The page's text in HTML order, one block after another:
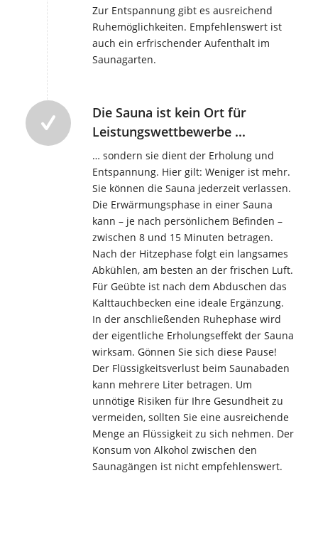
Zur Entspannung gibt es ausreichend
Ruhemöglichkeiten. Empfehlenswert ist
auch ein erfrischender Aufenthalt im
Saunagarten.
Die Sauna ist kein Ort für
Leistungswettbewerbe ...
… sondern sie dient der Erholung und
Entspannung. Hier gilt: Weniger ist mehr.
Sie können die Sauna jederzeit verlassen.
Die Erwärmungsphase in einer Sauna
kann – je nach persönlichem Befinden –
zwischen 8 und 15 Minuten betragen.
Nach der Hitzephase folgt ein langsames
Abkühlen, am besten an der frischen Luft.
Für Geübte ist nach dem Abduschen das
Kalttauchbecken eine ideale Ergänzung.
In der anschließenden Ruhephase wird
der eigentliche Erholungseffekt der Sauna
wirksam. Gönnen Sie sich diese Pause!
Der Flüssigkeitsverlust beim Saunabaden
kann mehrere Liter betragen. Um
unnötige Risiken für Ihre Gesundheit zu
vermeiden, sollten Sie eine ausreichende
Menge an Flüssigkeit zu sich nehmen. Der
Konsum von Alkohol zwischen den
Saunagängen ist nicht empfehlenswert.